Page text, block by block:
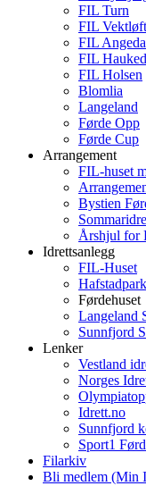
FIL Turn
FIL
FIL
FIL
FIL Holsen
Blomlia
Langeland
Førde Opp
Førde Cup
Arrangement
FIL-huset
Bystien
Årshjul for
Idrettsanlegg
FIL-Huset
Førdehuset
Langeland
Sunnfjord
Lenker
Vestland
Norges
Idrett.no
Sunnfjord
Sport1
Filarkiv
Bli medlem (Min